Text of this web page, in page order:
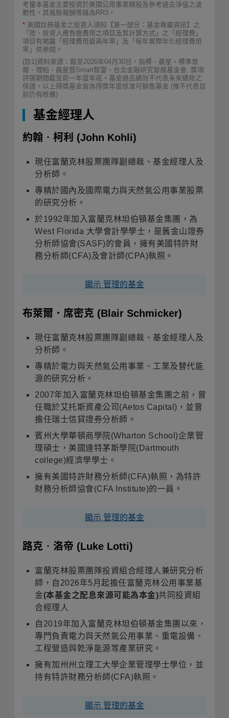
考量本基金主要投資於美國公用事業類股及參考過去淨值之波
動性，其風險報酬等級為RR3。
* 美國註冊基金之投資人須知【第一部分：基金專屬資訊】之
「陸、投資人應負擔費用之項目及其計算方式」之「經理費」
項目有揭露「經理費用最高年率」及「每年實際年化經理費用
率」供參閱。
(註1)資料來源：截至2026年04月30日，指標、晨星、標準普
爾、理柏、晨星暨Smart智富、台北金融研究發展基金會, 獎項
評選期間截至前一年度年底。基金過去績效不代表未來績效之
保證。以上得獎基金皆為得獎年度核准可銷售基金 (惟不代表目
前仍有核備)
基金經理人
約翰‧柯利 (John Kohli)
現任富蘭克林股票團隊副總裁、基金經理人及
分析師。
專精於國內及國際電力與天然氣公用事業股票
的研究分析。
於1992年加入富蘭克林坦伯頓基金集團，為
West Florida 大學會計學學士，是舊金山證券
分析師協會(SASF)的會員，擁有美國特許財
務分析師(CFA)及會計師(CPA)執照。
顯示 管理的基金
布萊爾．席密克 (Blair Schmicker)
現任富蘭克林股票團隊副總裁、基金經理人及
分析師。
專精於電力與天然氣公用事業、工業及替代能
源的研究分析。
2007年加入富蘭克林坦伯頓基金集團之前，曾
任職於艾托斯資產公司(Aetos Capital)，並曾
擔任瑞士信貸證券分析師。
賓州大學華頓商學院(Wharton School)企業管
理碩士，美國達特茅斯學院(Dartmouth
college)經濟學學士。
擁有美國特許財務分析師(CFA)執照，為特許
財務分析師協會(CFA Institute)的一員。
顯示 管理的基金
路克‧洛帝 (Luke Lotti)
富蘭克林股票團隊投資組合經理人兼研究分析
師，自 2026年5 月起擔任富蘭克林公用事業基
金(本基金之配息來源可能為本金)共同投資組
合經理人
自 2019年加入富蘭克林坦伯頓基金集團以來，
專門負責電力與天然氣公用事業、重電設備、
工程營造與乾淨能源等產業研究。
擁有加州州立理工大學企業管理學士學位，並
持有特許財務分析師(CFA)執照。
顯示 管理的基金